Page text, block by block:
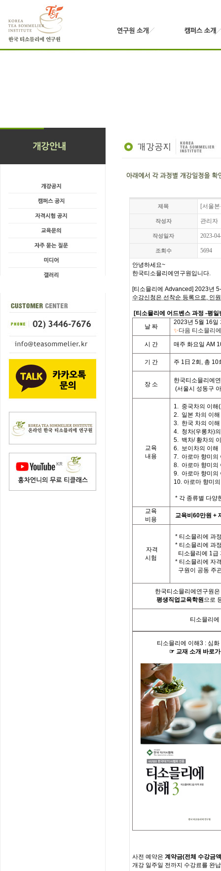
제목 [서울
작성자 관리자
작성일자 2023-
조회수 5694
안녕하세요~
한국티소믈리에연구원입니다.
[티소믈리에 Advanced] 2023년
수강신청은 선착순 등록으로, 인
[티소믈리에 어드벤스 과정 -평일
날 짜
2023년 5월 16일
✨다음 티소믈리
시
간 매주 화요일 AM
기 간 주 1 日 2회 , 총 10
장 소
한국티소믈리에
(서울시 성동구
교육
내용
1. 중국차의 이해
2. 일본 차의 이해
3. 한국 차의 이해
4. 청차(우롱차)
5. 백차/ 황차의
6. 보이차의 이해
7. 아로마 향미의
8. 아로마 향미의
9. 아로마 향미의
10. 아로마 향미
* 각 종류별 다양
교육
비용
교육비 60만원 +
자격
시험
* 티소믈리에 과
* 티소믈리에 과
티소믈리에 1급
* 티소믈리에 자
구원이 공동 주
한국티소믈리에연구원
평생직업교육학원으로
티소믈리에
티소믈리에 이해3 : 심화
☞ 교재 소개 바로
사전 예약은 계약금(전체 수강금
개강 일주일 전까지 수강료를 완